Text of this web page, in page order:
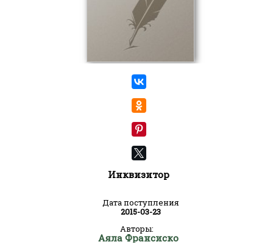
Инквизитор
Дата поступления
2015-03-23
Авторы:
Аяла Франсиско